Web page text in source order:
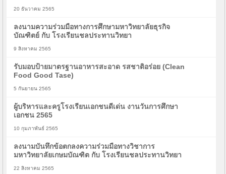
20 ธันวาคม 2565
ลงนามความร่วมมือทางการศึกษามหาวิทยาลัยธุรกิจ
บัณฑิตย์ กับ โรงเรียนชลประทานวิทยา
9 สิงหาคม 2565
รับมอบป้ายมาตรฐานอาหารสะอาด รสชาติอร่อย (Clean
Food Good Tase)
5 กันยายน 2565
ผู้บริหารและครูโรงเรียนเอกชนดีเด่น งานวันการศึกษา
เอกชน 2565
10 กุมภาพันธ์ 2565
ลงนามบันทึกข้อตกลงความร่วมมือทางวิชาการ
มหาวิทยาลัยเกษมบัณฑิต กับ โรงเรียนชลประทานวิทยา
22 สิงหาคม 2565